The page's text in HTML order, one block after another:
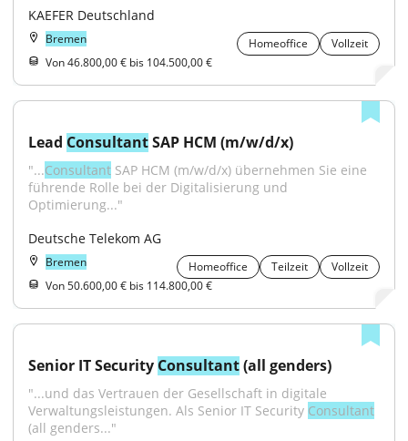
KAEFER Deutschland
Bremen Homeoffice
Vollzeit
Von 46.800,00 € bis 104.500,00 €
Lead Consultant SAP HCM (m/w/d/x)
"...Consultant SAP HCM (m/w/d/x) übernehmen Sie eine
führende Rolle bei der Digitalisierung und
Optimierung..."
Deutsche Telekom AG
Bremen Homeoffice Teilzeit
Vollzeit
Von 50.600,00 € bis 114.800,00 €
Senior IT Security Consultant (all genders)
"...und das Vertrauen der Gesellschaft in digitale
Verwaltungsleistungen. Als Senior IT Security Consultant
(all genders..."